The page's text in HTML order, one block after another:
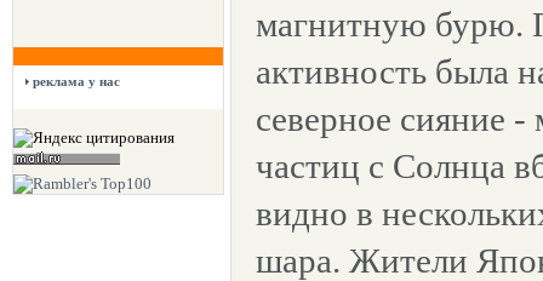
реклама у нас
магнитную бурю.
активность была
северное сияние
частиц с Солнца
видно в
шара. Жители